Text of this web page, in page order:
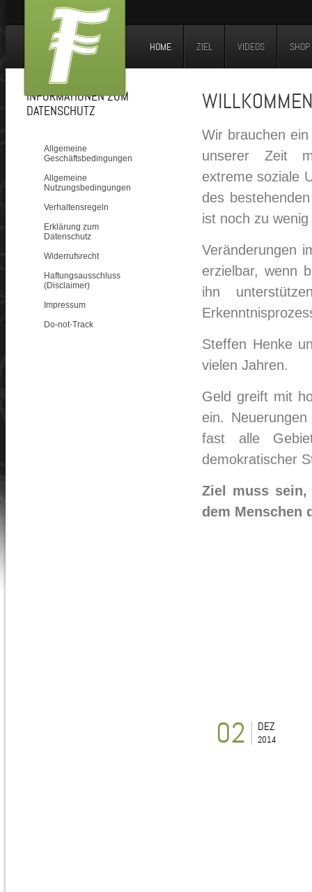
HOME ZIEL VIDEOS SHOP
Wir brauchen
unserer Zeit
extreme soziale
des
ist noch zu
Veränderungen
erzielbar, wenn
ihn
Steffen Henke
vielen Jahren.
Geld greift mit
ein.
fast alle
demokratischer
Ziel muss
dem Menschen
02 DEZ
2014
INFORMATIONEN ZUM
DATENSCHUTZ
Allgemeine
Geschäftsbedingungen
Allgemeine
Nutzungsbedingungen
Verhaltensregeln
Erklärung zum
Datenschutz
Widerrufsrecht
Haftungsausschluss
(Disclaimer)
Impressum
Do-not-Track